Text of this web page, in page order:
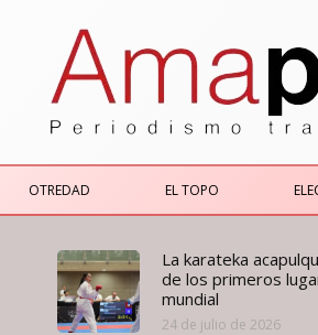
OTREDAD EL TOPO
La karateka
de los primeros
mundial
24 de julio de 2026